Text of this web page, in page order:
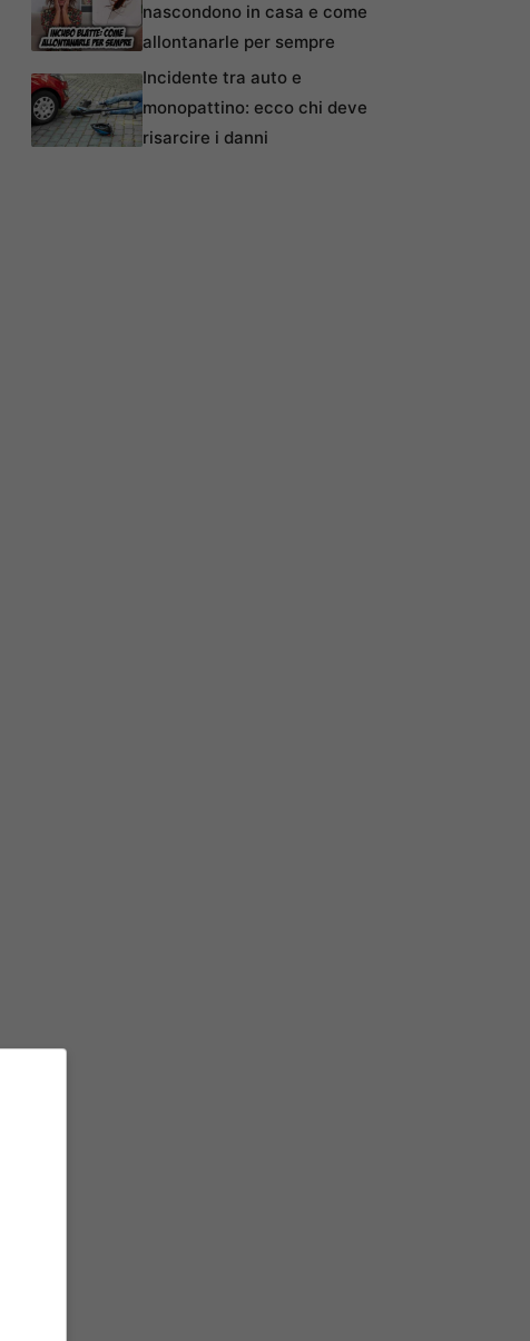
nascondono in casa e come
allontanarle per sempre
Incidente tra auto e
monopattino: ecco chi deve
risarcire i danni